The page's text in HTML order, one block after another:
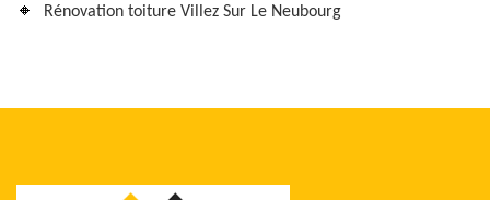
Rénovation toiture Villez Sur Le Neubourg